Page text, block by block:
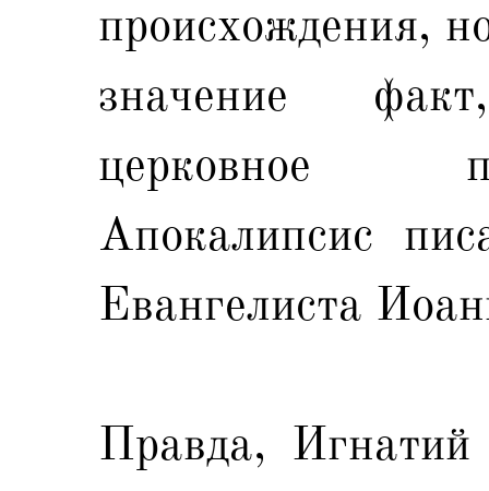
происхождения,
значение
церковное
Апокалипсис
Евангелиста
Правда, Игнатий